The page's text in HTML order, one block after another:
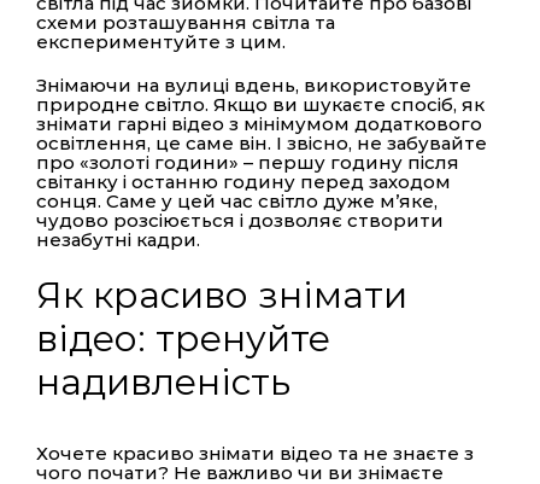
схеми розташування світла та
експериментуйте з цим.
Знімаючи на вулиці вдень, використовуйте
природне світло. Якщо ви шукаєте спосіб, як
знімати гарні відео з мінімумом додаткового
освітлення, це саме він. І звісно, не забувайте
про «золоті години» – першу годину після
світанку і останню годину перед заходом
сонця. Саме у цей час світло дуже м’яке,
чудово розсіюється і дозволяє створити
незабутні кадри.
Як красиво знімати
відео: тренуйте
надивленість
Хочете красиво знімати відео та не знаєте з
чого почати? Не важливо чи ви знімаєте